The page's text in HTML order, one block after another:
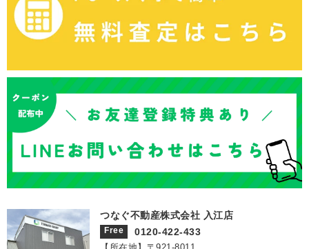
つなぐ不動産株式会社 入江店
Free 0120-422-433